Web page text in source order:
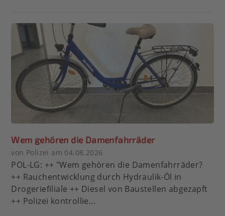
Wem gehören die Damenfahrräder
von Polizei am 04.08.2026
POL-LG: ++ "Wem gehören die Damenfahrräder?
++ Rauchentwicklung durch Hydraulik-Öl in
Drogeriefiliale ++ Diesel von Baustellen abgezapft
++ Polizei kontrollie...